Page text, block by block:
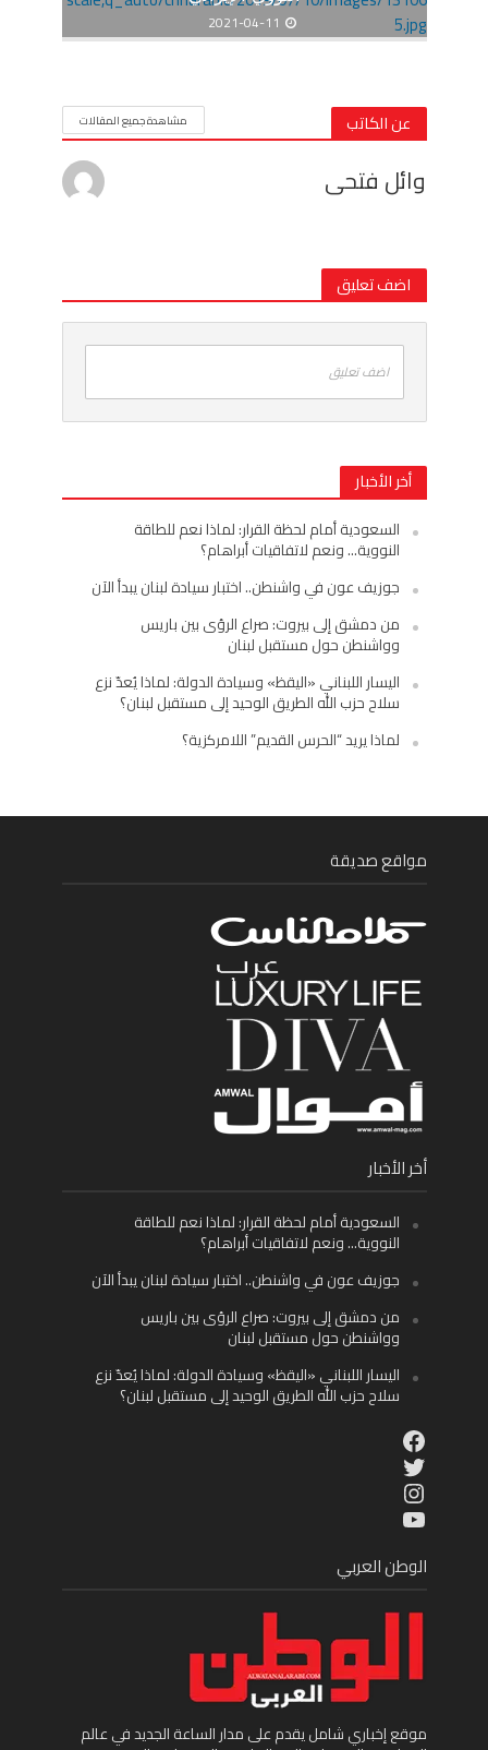
2021-04-11
عن الكاتب مشاهدة جميع المقالات
وائل فتحى
اضف تعليق
اضف تعليق
أخر الأخبار
السعودية أمام لحظة القرار: لماذا نعم للطاقة
النووية… ونعم لاتفاقيات أبراهام؟
جوزيف عون في واشنطن.. اختبار سيادة لبنان يبدأ الآن
من دمشق إلى بيروت: صراع الرؤى بين باريس
وواشنطن حول مستقبل لبنان
اليسار اللبناني «اليقظ» وسيادة الدولة: لماذا يُعدّ نزع
سلاح حزب الله الطريق الوحيد إلى مستقبل لبنان؟
لماذا يريد “الحرس القديم” اللامركزية؟
مواقع صديقة
أخر الأخبار
السعودية أمام لحظة القرار: لماذا نعم للطاقة
النووية… ونعم لاتفاقيات أبراهام؟
جوزيف عون في واشنطن.. اختبار سيادة لبنان يبدأ الآن
من دمشق إلى بيروت: صراع الرؤى بين باريس
وواشنطن حول مستقبل لبنان
اليسار اللبناني «اليقظ» وسيادة الدولة: لماذا يُعدّ نزع
سلاح حزب الله الطريق الوحيد إلى مستقبل لبنان؟
Facebook
Twitter
Instagram
YouTube
الوطن العربي
موقع إخباري شامل يقدم على مدار الساعة الجديد في عالم